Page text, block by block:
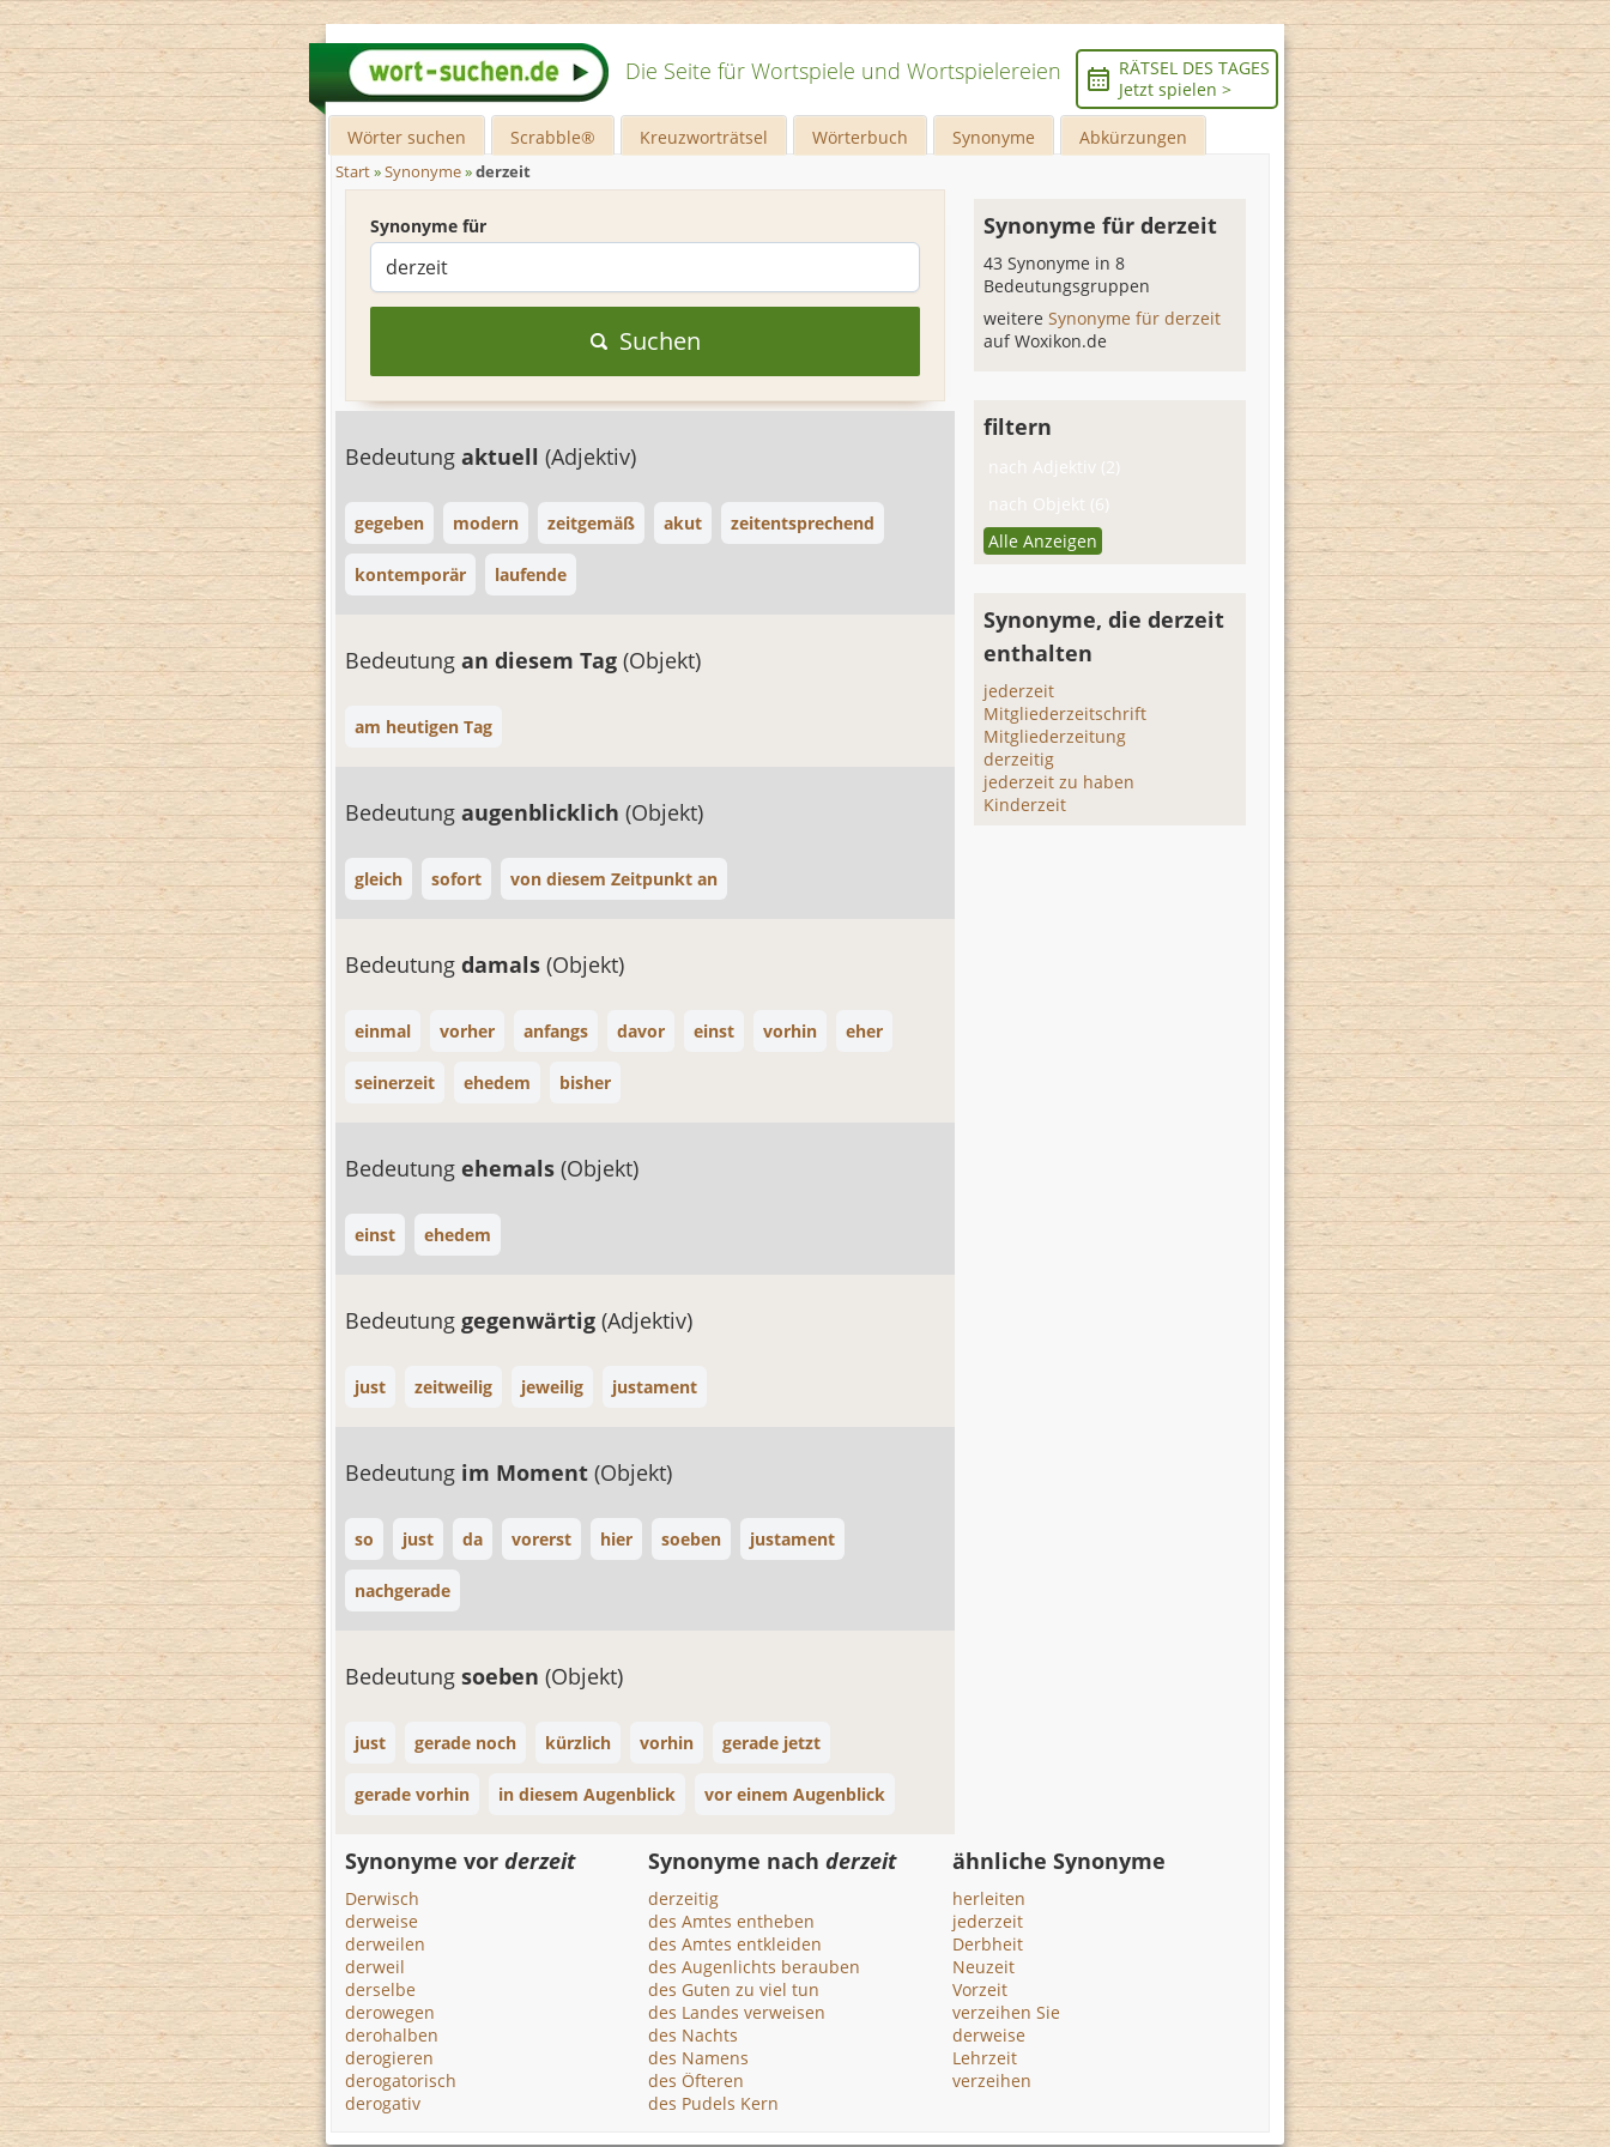
Die Seite für Wortspiele und Wortspielereien
RÄTSEL DES TAGES
Jetzt spielen >
Wörter suchen Scrabble® Kreuzworträtsel Wörterbuch Synonyme Abkürzungen
Start»Synonyme»derzeit
Synonyme für
Suchen
Bedeutung aktuell (Adjektiv)
gegeben modern zeitgemäß akut zeitentsprechend
kontemporär laufende
Bedeutung an diesem Tag (Objekt)
am heutigen Tag
Bedeutung augenblicklich (Objekt)
gleich sofort von diesem Zeitpunkt an
Bedeutung damals (Objekt)
einmal vorher anfangs davor einst vorhin eher
seinerzeit ehedem bisher
Bedeutung ehemals (Objekt)
einst ehedem
Bedeutung gegenwärtig (Adjektiv)
just zeitweilig jeweilig justament
Bedeutung im Moment (Objekt)
so just da vorerst hier soeben justament
nachgerade
Bedeutung soeben (Objekt)
just gerade noch kürzlich vorhin gerade jetzt
gerade vorhin in diesem Augenblick vor einem Augenblick
Synonyme für derzeit
43 Synonyme in 8
Bedeutungsgruppen
weitereSynonyme für derzeit
auf Woxikon.de
filtern
nach Adjektiv (2)
nach Objekt (6)
Alle Anzeigen
Synonyme, die derzeit
enthalten
jederzeit
Mitgliederzeitschrift
Mitgliederzeitung
derzeitig
jederzeit zu haben
Kinderzeit
Synonyme vor derzeit
Derwisch
derweise
derweilen
derweil
derselbe
derowegen
derohalben
derogieren
derogatorisch
derogativ
Synonyme nachderzeit
derzeitig
des Amtes entheben
des Amtes entkleiden
des Augenlichts berauben
des Guten zu viel tun
des Landes verweisen
des Nachts
des Namens
des Öfteren
des Pudels Kern
ähnliche Synonyme
herleiten
jederzeit
Derbheit
Neuzeit
Vorzeit
verzeihen Sie
derweise
Lehrzeit
verzeihen